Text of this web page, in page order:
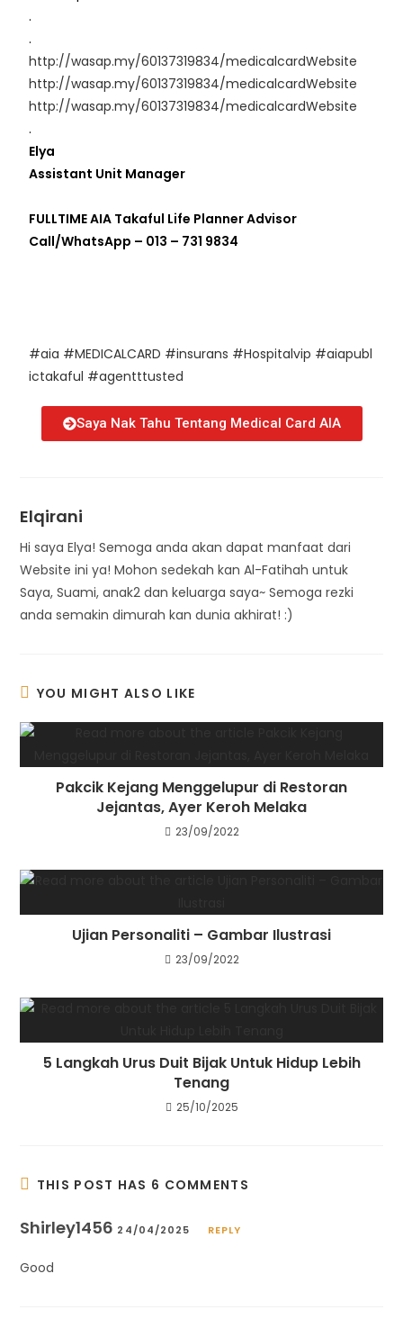
.
.
http://wasap.my/60137319834/medicalcardWebsite
http://wasap.my/60137319834/medicalcardWebsite
http://wasap.my/60137319834/medicalcardWebsite
.
Elya
Assistant Unit Manager
FULLTIME AIA Takaful Life Planner Advisor
Call/WhatsApp – 013 – 731 9834
#aia #MEDICALCARD #insurans #Hospitalvip #aiapubl
ictakaful #agentttusted
Saya Nak Tahu Tentang Medical Card AIA
Elqirani
Hi saya Elya! Semoga anda akan dapat manfaat dari
Website ini ya! Mohon sedekah kan Al-Fatihah untuk
Saya, Suami, anak2 dan keluarga saya~ Semoga rezki
anda semakin dimurah kan dunia akhirat! :)
YOU MIGHT ALSO LIKE
Pakcik Kejang Menggelupur di Restoran
Jejantas, Ayer Keroh Melaka
23/09/2022
Ujian Personaliti – Gambar Ilustrasi
23/09/2022
5 Langkah Urus Duit Bijak Untuk Hidup Lebih
Tenang
25/10/2025
THIS POST HAS 6 COMMENTS
Shirley1456 24/04/2025 REPLY
Good